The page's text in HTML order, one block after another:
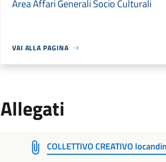
Area Affari Generali Socio Culturali
VAI ALLA PAGINA
Allegati
COLLETTIVO CREATIVO